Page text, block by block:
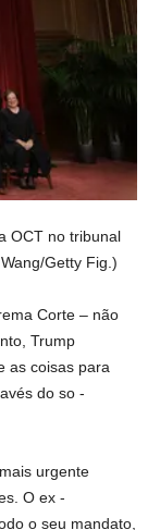
OCT no tribunal
Getty Fig.)
Corte – não
Trump
as coisas para
do so -
urgente
O ex -
o seu mandato,